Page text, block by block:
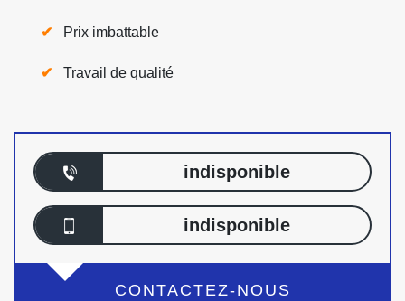
Prix imbattable
Travail de qualité
indisponible
indisponible
CONTACTEZ-NOUS